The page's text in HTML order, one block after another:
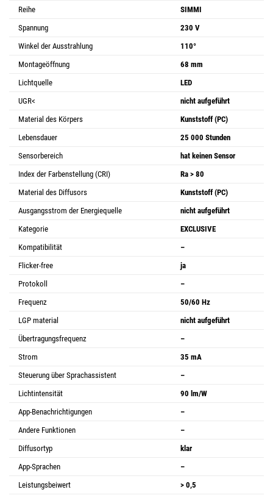
Reihe
SIMMI
Spannung
230 V
Winkel der Ausstrahlung
110°
Montageöffnung
68 mm
Lichtquelle
LED
UGR<
nicht aufgeführt
Material des Körpers
Kunststoff (PC)
Lebensdauer
25 000 Stunden
Sensorbereich
hat keinen Sensor
Index der Farbenstellung (CRI)
Ra > 80
Material des Diffusors
Kunststoff (PC)
Ausgangsstrom der Energiequelle
nicht aufgeführt
Kategorie
EXCLUSIVE
Kompatibilität
–
Flicker-free
ja
Protokoll
–
Frequenz
50/60 Hz
LGP material
nicht aufgeführt
Übertragungsfrequenz
–
Strom
35 mA
Steuerung über Sprachassistent
–
Lichtintensität
90 lm/W
App-Benachrichtigungen
–
Andere Funktionen
–
Diffusortyp
klar
App-Sprachen
–
Leistungsbeiwert
> 0,5